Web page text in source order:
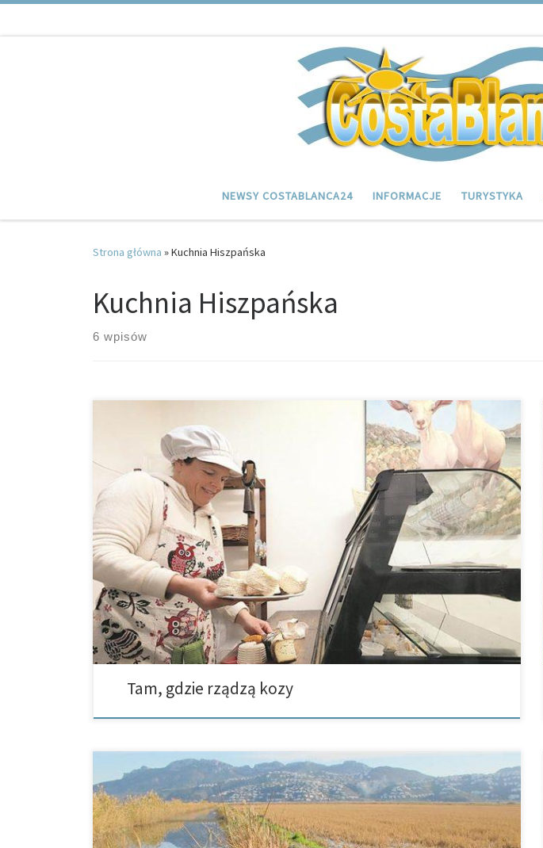
NEWSY COSTABLANCA24 INFORMACJE TURYSTYKA
Strona główna »Kuchnia Hiszpańska
Kuchnia Hiszpańska
6 wpisów
Szwajcarka Lili Gut w swoim zakładzie w Tibi wyrabia autentyczny ser ze świeżego
mleka. Całej sztuki nauczyła się z dwóch książek. Tibi – Liliane Gut całym swoim sercem
za pomocą […]
Tam, gdzie rządzą kozy